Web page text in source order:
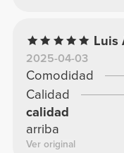
Luis
2025-04-03
Comodidad
Calidad
calidad
arriba
Ver original